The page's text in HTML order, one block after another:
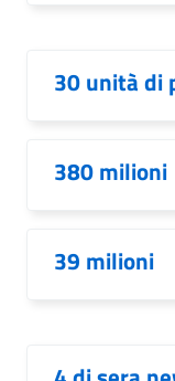
30 unità di
380 milioni
39 milioni